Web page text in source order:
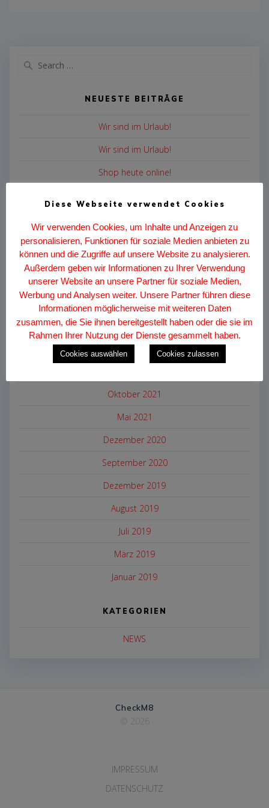
NEUESTE BEITRÄGE
Wir sind im Urlaub!
Wir sind im Urlaub!
Shop heute online!
ARCHIV
August 2026
Dezember 2024
Juli 2024
Juni 2024
Oktober 2021
Mai 2021
Dezember 2020
September 2020
Dezember 2019
August 2019
Juli 2019
März 2019
Januar 2019
KATEGORIEN
NEWS
CheckM8
© 2026
IMPRESSUM
DATENSCHUTZ
Diese Webseite verwendet Cookies
Wir verwenden Cookies, um Inhalte und Anzeigen zu
personalisieren, Funktionen für soziale Medien anbieten zu
können und die Zugriffe auf unsere Website zu analysieren.
Außerdem geben wir Informationen zu Ihrer Verwendung
unserer Website an unsere Partner für soziale Medien,
Werbung und Analysen weiter. Unsere Partner führen diese
Informationen möglicherweise mit weiteren Daten
zusammen, die Sie ihnen bereitgestellt haben oder die sie im
Rahmen Ihrer Nutzung der Dienste gesammelt haben.
Cookies auswählen Cookies zulassen